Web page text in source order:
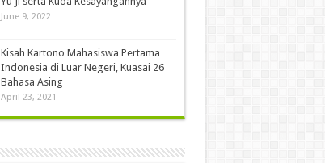
June 9, 2022
Kisah Kartono Mahasiswa Pertama
Indonesia di Luar Negeri, Kuasai 26
Bahasa Asing
April 23, 2021